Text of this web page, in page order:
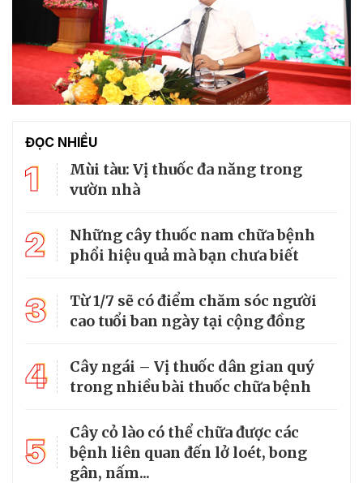
ĐỌC NHIỀU
1
Mùi tàu: Vị thuốc đa năng trong
vườn nhà
2
Những cây thuốc nam chữa bệnh
phổi hiệu quả mà bạn chưa biết
3
Từ 1/7 sẽ có điểm chăm sóc người
cao tuổi ban ngày tại cộng đồng
4
Cây ngái – Vị thuốc dân gian quý
trong nhiều bài thuốc chữa bệnh
5
Cây cỏ lào có thể chữa được các
bệnh liên quan đến lở loét, bong
gân, nấm...